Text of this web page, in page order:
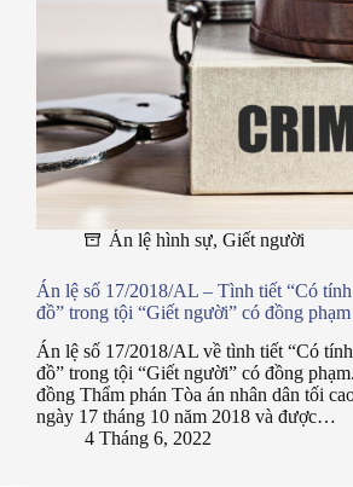
Án lệ hình sự, Giết người
Án lệ số 17/2018/AL – Tình tiết “Có tính
đồ” trong tội “Giết người” có đồng phạm
Án lệ số 17/2018/AL về tình tiết “Có
đồ” trong tội “Giết người” có đồng
đồng Thẩm phán Tòa án nhân dân tối
ngày 17 tháng 10 năm 2018 và được…
4 Tháng 6, 2022